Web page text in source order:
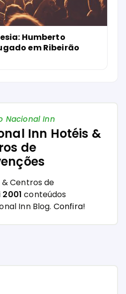
Humberto
em Ribeirão
Nacional Inn
Inn Hotéis &
de
& Centros de
2001 conteúdos
Inn Blog. Confira!